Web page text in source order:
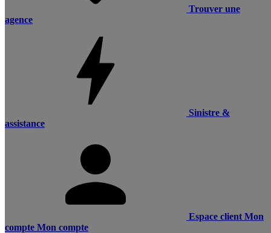
Trouver une
agence
Sinistre &
assistance
Espace client Mon
compte Mon compte